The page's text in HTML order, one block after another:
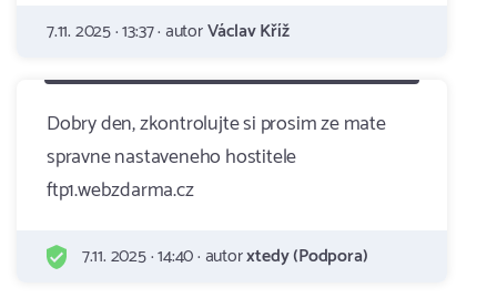
7.11. 2025 · 13:37 · autorVáclav Kříž
Dobry den, zkontrolujte si prosim ze mate
spravne nastaveneho hostitele
ftp1.webzdarma.cz
7.11. 2025 · 14:40 · autorxtedy (Podpora)